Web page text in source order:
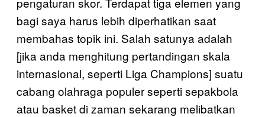
bagi saya harus lebih diperhatikan saat
membahas topik ini. Salah satunya adalah
[jika anda menghitung pertandingan skala
internasional, seperti Liga Champions] suatu
cabang olahraga populer seperti sepakbola
atau basket di zaman sekarang melibatkan